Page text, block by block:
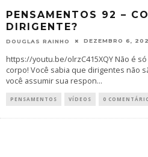
PENSAMENTOS 92 –
DIRIGENTE?
DOUGLAS RAINHO DEZEMBRO 6,
https://youtu.be/olrzC415XQY Não é
corpo! Você sabia que dirigentes não
você assumir sua respon...
PENSAMENTOS VÍDEOS 0